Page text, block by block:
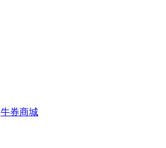
牛券商城